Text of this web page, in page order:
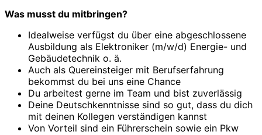
Was musst du mitbringen?
Idealweise verfügst du über eine abgeschlossene
Ausbildung als Elektroniker (m/w/d) Energie- und
Gebäudetechnik o. ä.
Auch als Quereinsteiger mit Berufserfahrung
bekommst du bei uns eine Chance
Du arbeitest gerne im Team und bist zuverlässig
Deine Deutschkenntnisse sind so gut, dass du dich
mit deinen Kollegen verständigen kannst
Von Vorteil sind ein Führerschein sowie ein Pkw